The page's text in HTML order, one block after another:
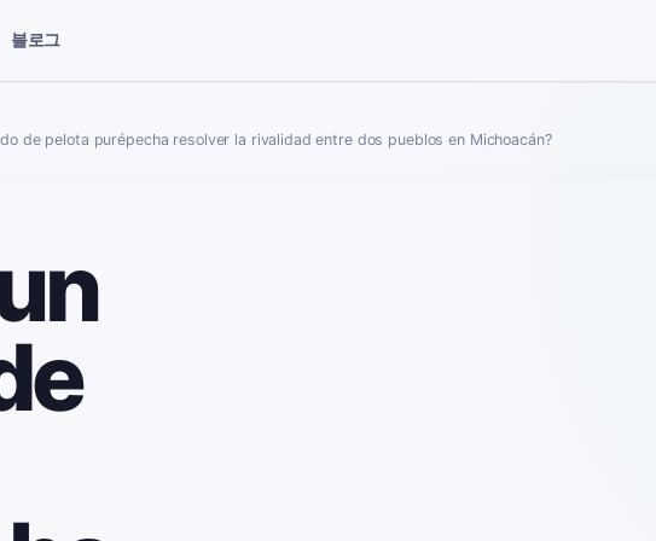
블로그
de pelota purépecha resolver la rivalidad entre dos pueblos en Michoacán?